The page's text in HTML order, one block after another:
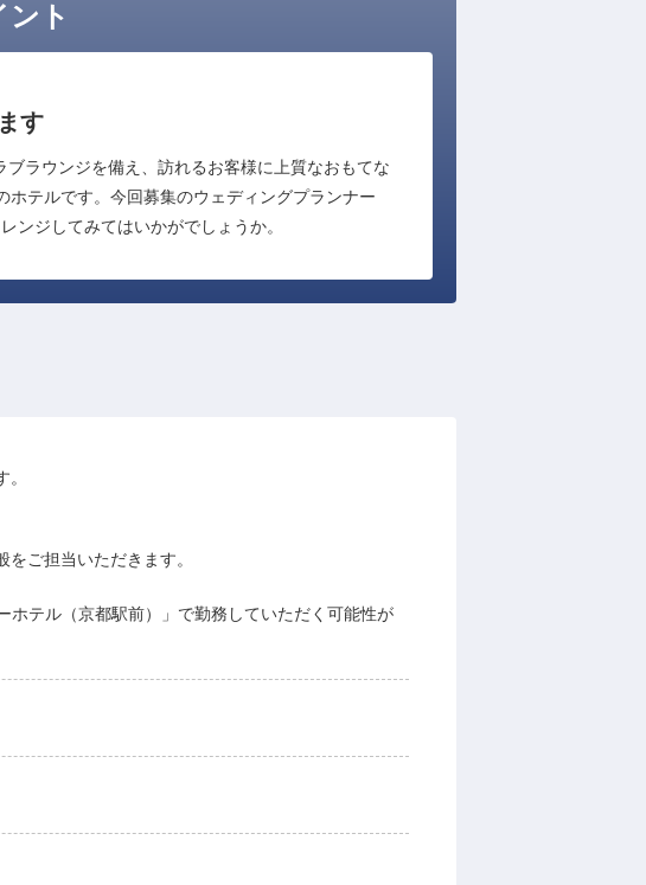
ト
す
ラウンジを備え、訪れるお客様に上質なおもてな
テルです。今回募集のウェディングプランナー
ンジしてみてはいかがでしょうか。
ご担当いただきます。
テル（京都駅前）」で勤務していただく可能性が